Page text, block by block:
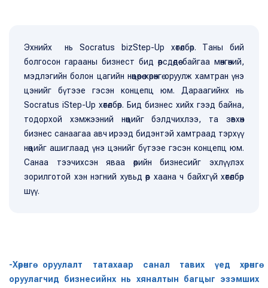
Эхнийх нь Socratus bizStep-Up хөтөлбөр. Таны бий
болгосон гарааны бизнест бид өөрсдөдөө байгаа мөнгөний,
мэдлэгийн болон цагийн нөөцөөрөө хөрөнгө оруулж хамтран үнэ
цэнийг бүтээе гэсэн концепц юм. Дараагийнх нь
Socratus iStep-Up хөтөлбөр. Бид бизнес хийх гээд байна,
тодорхой хэмжээний нөөцийг бэлдчихлээ, та зөвхөн
бизнес санаагаа авч ирээд бидэнтэй хамтраад тэрхүү
нөөцийг ашиглаад үнэ цэнийг бүтээе гэсэн концепц юм.
Санаа тээчихсэн яваа өөрийн бизнесийг эхлүүлэх
зорилготой хэн нэгний хувьд өөр хаана ч байхгүй хөтөлбөр
шүү.
-Хөрөнгө оруулалт татахаар санал тавих үед хөрөнгө
оруулагчид бизнесийнх нь хяналтын багцыг эзэмших